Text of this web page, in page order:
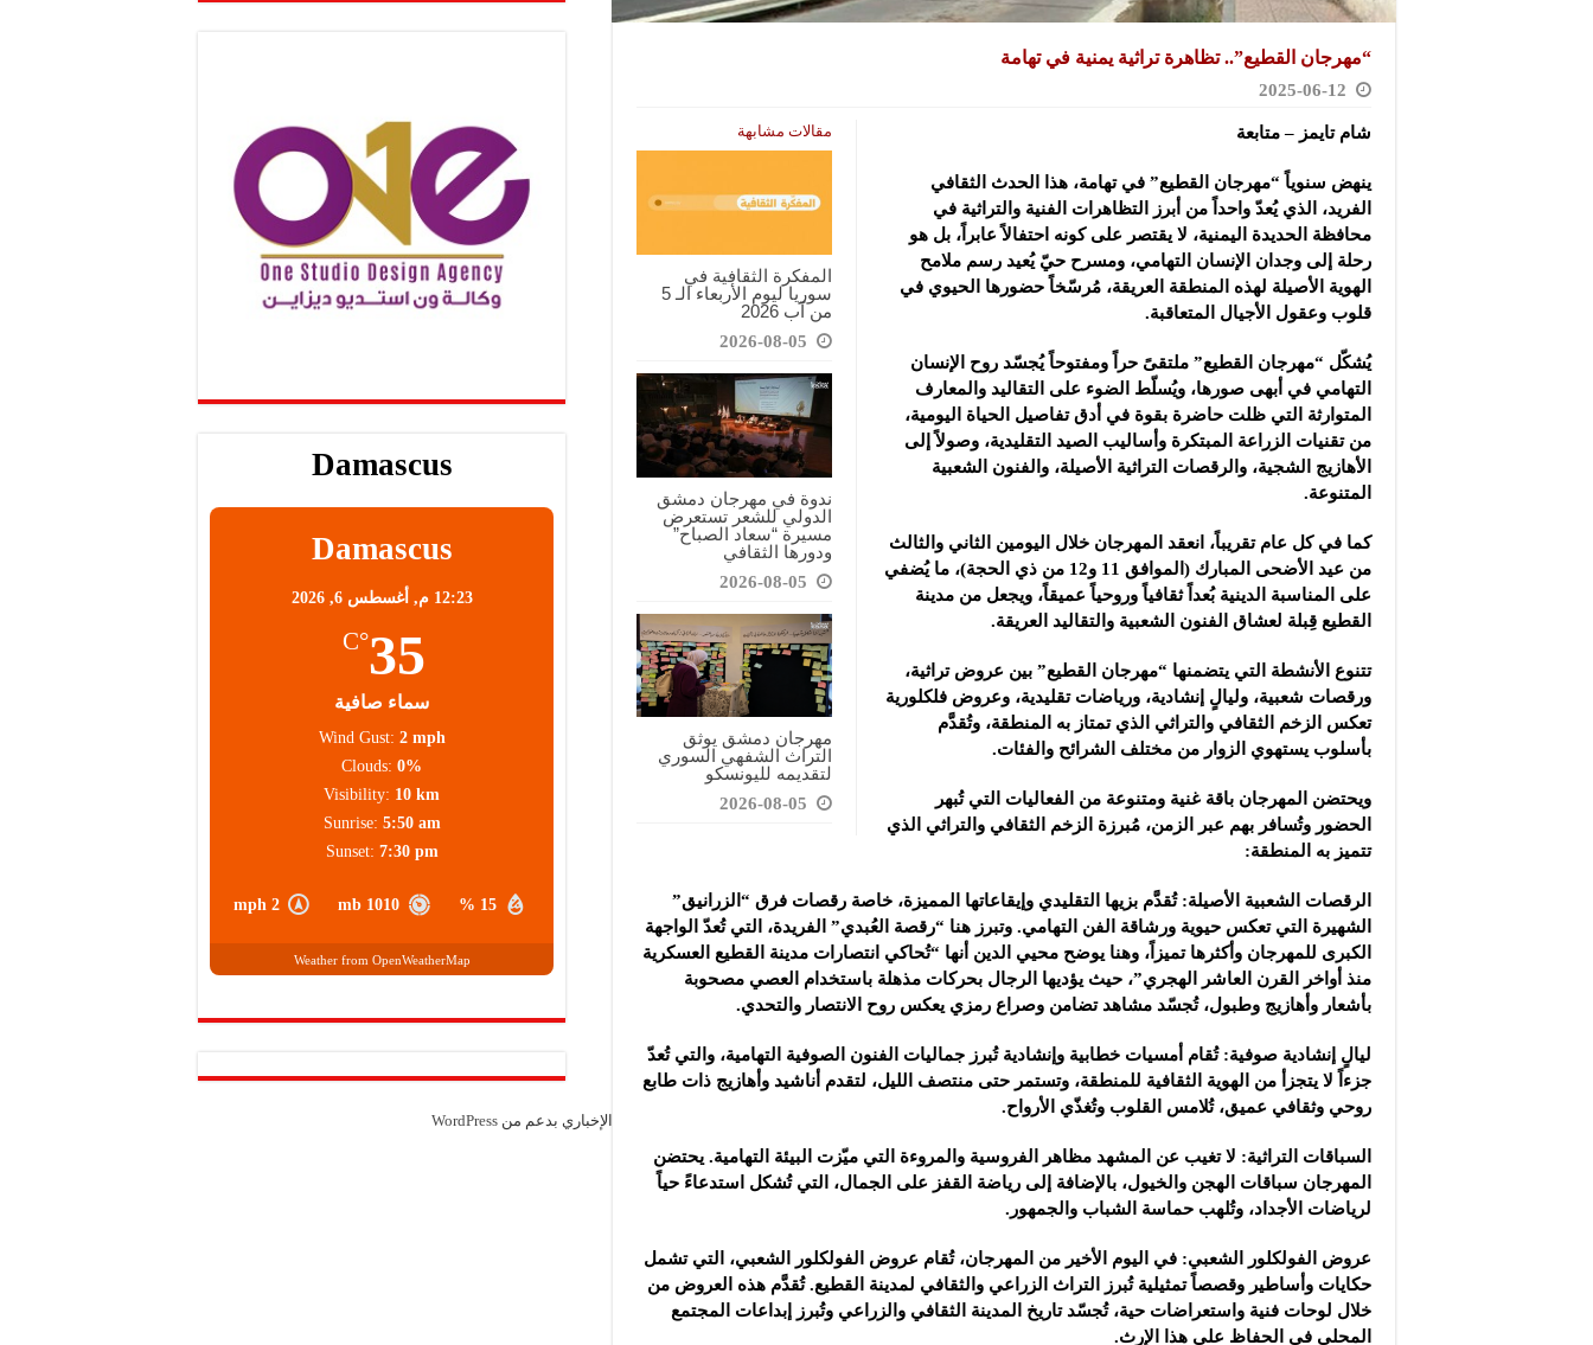
“مهرجان القطيع”.. تظاهرة تراثية يمنية في تهامة
2025-06-12
مقالات مشابهة
المفكرة الثقافية في
سوريا ليوم الأربعاء الـ 5
من آب 2026
2026-08-05
ندوة في مهرجان دمشق
الدولي للشعر تستعرض
مسيرة “سعاد الصباح”
ودورها الثقافي
2026-08-05
مهرجان دمشق يوثق
التراث الشفهي السوري
لتقديمه لليونسكو
2026-08-05
شام تايمز – متابعة
ينهض سنوياً “مهرجان القطيع” في تهامة، هذا الحدث الثقافي
الفريد، الذي يُعدّ واحداً من أبرز التظاهرات الفنية والتراثية في
محافظة الحديدة اليمنية، لا يقتصر على كونه احتفالاً عابراً، بل هو
رحلة إلى وجدان الإنسان التهامي، ومسرح حيّ يُعيد رسم ملامح
الهوية الأصيلة لهذه المنطقة العريقة، مُرسّخاً حضورها الحيوي في
قلوب وعقول الأجيال المتعاقبة.
يُشكّل “مهرجان القطيع” ملتقىً حراً ومفتوحاً يُجسّد روح الإنسان
التهامي في أبهى صورها، ويُسلّط الضوء على التقاليد والمعارف
المتوارثة التي ظلت حاضرة بقوة في أدق تفاصيل الحياة اليومية،
من تقنيات الزراعة المبتكرة وأساليب الصيد التقليدية، وصولاً إلى
الأهازيج الشجية، والرقصات التراثية الأصيلة، والفنون الشعبية
المتنوعة.
كما في كل عام تقريباً، انعقد المهرجان خلال اليومين الثاني والثالث
من عيد الأضحى المبارك (الموافق 11 و12 من ذي الحجة)، ما يُضفي
على المناسبة الدينية بُعداً ثقافياً وروحياً عميقاً، ويجعل من مدينة
القطيع قِبلة لعشاق الفنون الشعبية والتقاليد العريقة.
تتنوع الأنشطة التي يتضمنها “مهرجان القطيع” بين عروض تراثية،
ورقصات شعبية، وليالٍ إنشادية، ورياضات تقليدية، وعروض فلكلورية
تعكس الزخم الثقافي والتراثي الذي تمتاز به المنطقة، وتُقدَّم
بأسلوب يستهوي الزوار من مختلف الشرائح والفئات.
ويحتضن المهرجان باقة غنية ومتنوعة من الفعاليات التي تُبهر
الحضور وتُسافر بهم عبر الزمن، مُبرزة الزخم الثقافي والتراثي الذي
تتميز به المنطقة:
الرقصات الشعبية الأصيلة: تُقدَّم بزيها التقليدي وإيقاعاتها المميزة، خاصة رقصات فرق “الزرانيق”
الشهيرة التي تعكس حيوية ورشاقة الفن التهامي. وتبرز هنا “رقصة العُبدي” الفريدة، التي تُعدّ الواجهة
الكبرى للمهرجان وأكثرها تميزاً، وهنا يوضح محيي الدين أنها “تُحاكي انتصارات مدينة القطيع العسكرية
منذ أواخر القرن العاشر الهجري”، حيث يؤديها الرجال بحركات مذهلة باستخدام العصي مصحوبة
بأشعار وأهازيج وطبول، تُجسّد مشاهد تضامن وصراع رمزي يعكس روح الانتصار والتحدي.
ليالٍ إنشادية صوفية: تُقام أمسيات خطابية وإنشادية تُبرز جماليات الفنون الصوفية التهامية، والتي تُعدّ
جزءاً لا يتجزأ من الهوية الثقافية للمنطقة، وتستمر حتى منتصف الليل، لتقدم أناشيد وأهازيج ذات طابع
روحي وثقافي عميق، تُلامس القلوب وتُغذّي الأرواح.
السباقات التراثية: لا تغيب عن المشهد مظاهر الفروسية والمروءة التي ميّزت البيئة التهامية. يحتضن
المهرجان سباقات الهجن والخيول، بالإضافة إلى رياضة القفز على الجمال، التي تُشكل استدعاءً حياً
لرياضات الأجداد، وتُلهب حماسة الشباب والجمهور.
عروض الفولكلور الشعبي: في اليوم الأخير من المهرجان، تُقام عروض الفولكلور الشعبي، التي تشمل
حكايات وأساطير وقصصاً تمثيلية تُبرز التراث الزراعي والثقافي لمدينة القطيع. تُقدَّم هذه العروض من
خلال لوحات فنية واستعراضات حية، تُجسّد تاريخ المدينة الثقافي والزراعي وتُبرز إبداعات المجتمع
المحلي في الحفاظ على هذا الإرث.
Damascus
Damascus
12:23 م, أغسطس 6, 2026
35
°C
سماء صافية
15 %
1010 mb
2 mph
Wind Gust: 2 mph
Clouds: 0%
Visibility: 10 km
Sunrise: 5:50 am
Sunset: 7:30 pm
Weather from OpenWeatherMap
الإخباري بدعم من WordPress